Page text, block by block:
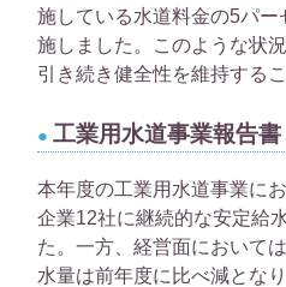
施している水道料金の5パ
施しました。このような状
引き続き健全性を維持する
工業用水道事業報告書
本年度の工業用水道事業に
企業12社に継続的な安定給
た。一方、経営面において
水量は前年度に比べ減とな